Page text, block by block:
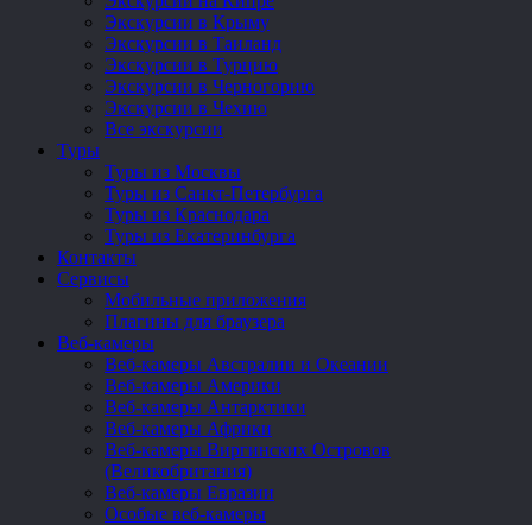
Экскурсии в Крыму
Экскурсии в Таиланд
Экскурсии в Турцию
Экскурсии в Черногорию
Экскурсии в Чехию
Все экскурсии
Туры
Туры из Москвы
Туры из Санкт-Петербурга
Туры из Краснодара
Туры из Екатеринбурга
Контакты
Сервисы
Мобильные приложения
Плагины для браузера
Веб-камеры
Веб-камеры Австралии и Океании
Веб-камеры Америки
Веб-камеры Антарктики
Веб-камеры Африки
Веб-камеры Виргинских Островов
(Великобритания)
Веб-камеры Евразии
Особые веб-камеры